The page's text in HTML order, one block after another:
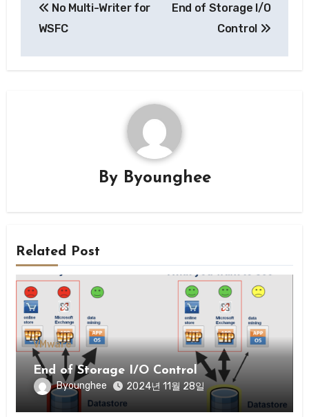
탐
No Multi-Writer for
WSFC
End of Storage I/O
Control
By Byounghee
Related Post
VMware
End of Storage I/O Control
Byounghee 2024년 11월 28일